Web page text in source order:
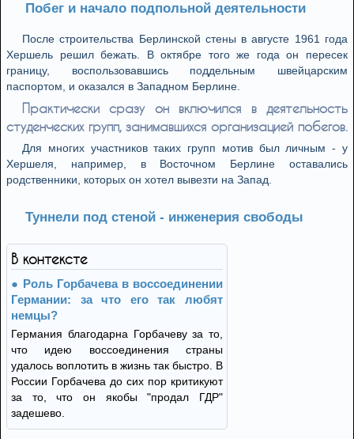
Побег и начало подпольной деятельности
После строительства Берлинской стены в августе 1961 года
Хершель решил бежать. В октябре того же года он пересек
границу, воспользовавшись поддельным швейцарским
паспортом, и оказался в Западном Берлине.
Практически сразу он включился в деятельность
студенческих групп, занимавшихся организацией побегов.
Для многих участников таких групп мотив был личным - у
Хершеля, например, в Восточном Берлине оставались
родственники, которых он хотел вывезти на Запад.
Туннели под стеной - инженерия свободы
В контексте
Роль Горбачева в воссоединении
Германии: за что его так любят
немцы?
Германия благодарна Горбачеву за то,
что идею воссоединения страны
удалось воплотить в жизнь так быстро. В
России Горбачева до сих пор критикуют
за то, что он якобы "продал ГДР"
задешево.